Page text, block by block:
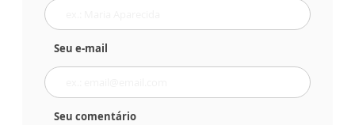
Seu e-mail
Seu comentário